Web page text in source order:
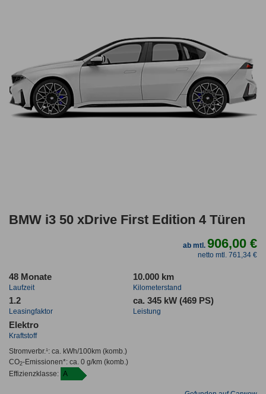
BMW i3 50 xDrive First Edition 4 Türen
ab mtl. 906,00 €
netto mtl. 761,34 €
48 Monate
Laufzeit
10.000 km
Kilometerstand
1.2
Leasingfaktor
ca. 345 kW (469 PS)
Leistung
Elektro
Kraftstoff
Stromverbr.¹: ca. kWh/100km(komb.)
CO2-Emissionen*: ca. 0 g/km(komb.)
Effizienzklasse: A